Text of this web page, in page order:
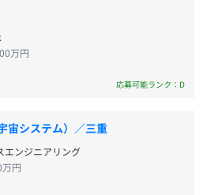
経営理念では顧客満足の項
目を設定しております。「全
切にし、物心両面の幸福を
ければ、顧客に対しても満
すことはできないと考えて
をしています。フレックスタイ
用で働きやすさの向上はも
人の社員と正面から向き合う
ーアップ体制、社員の声を
万円
応募可能ランク：D
宙システム）／三重
エンジニアリング
円